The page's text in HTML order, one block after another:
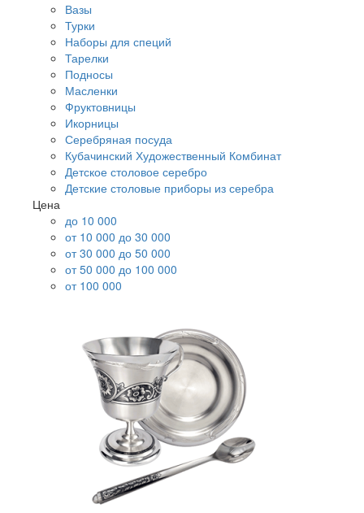
Вазы
Турки
Наборы для специй
Тарелки
Подносы
Масленки
Фруктовницы
Икорницы
Серебряная посуда
Кубачинский Художественный Комбинат
Детское столовое серебро
Детские столовые приборы из серебра
Цена
до 10 000
от 10 000 до 30 000
от 30 000 до 50 000
от 50 000 до 100 000
от 100 000